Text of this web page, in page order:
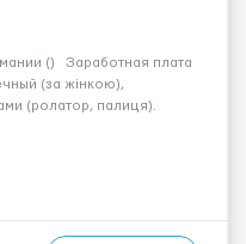
() Заработная плата
(за жінкою),
(ролатор, палиця).
По...